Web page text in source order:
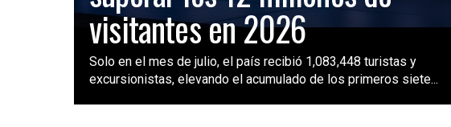
visitantes en 2026
Solo en el mes de julio, el país recibió 1,083,448 turistas y
excursionistas, elevando el acumulado de los primeros siete...